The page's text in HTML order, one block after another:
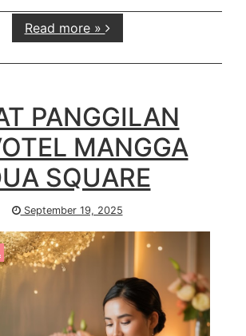
Read more »
PANGGILAN
MANGGA
SQUARE
September 19, 2025